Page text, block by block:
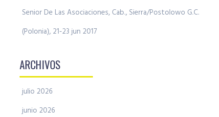
Senior De Las Asociaciones, Cab., Sierra/Postolowo G.C.
(Polonia), 21-23 jun 2017
ARCHIVOS
julio 2026
junio 2026